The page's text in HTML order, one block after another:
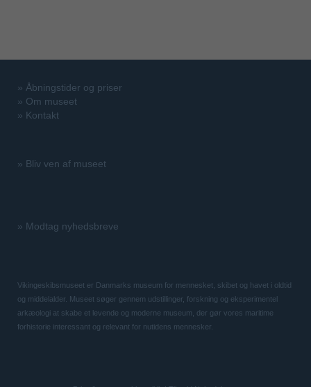
» Åbningstider og priser
» Om museet
» Kontakt
» Bliv ven af museet
» Modtag nyhedsbreve
Vikingeskibsmuseet er Danmarks museum for mennesket, skibet og havet i oldtid
og middelalder. Museet søger gennem udstillinger, forskning og eksperimentel
arkæologi at skabe et levende og moderne museum, der gør vores maritime
forhistorie interessant og relevant for nutidens mennesker.